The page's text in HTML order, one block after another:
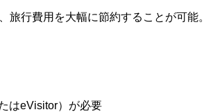
旅行費用を大幅に節約することが可
はeVisitor）が必要